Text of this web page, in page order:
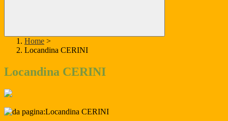
Home >
Locandina CERINI
Locandina CERINI